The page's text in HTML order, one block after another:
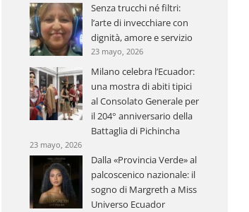
Senza trucchi né filtri:
l’arte di invecchiare con
dignità, amore e servizio
23 mayo, 2026
Milano celebra l’Ecuador:
una mostra di abiti tipici
al Consolato Generale per
il 204° anniversario della
Battaglia di Pichincha
23 mayo, 2026
Dalla «Provincia Verde» al
palcoscenico nazionale: il
sogno di Margreth a Miss
Universo Ecuador